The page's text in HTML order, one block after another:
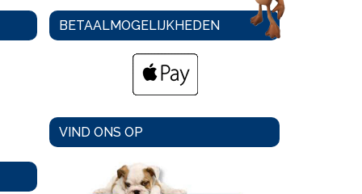
BETAALMOGELIJKHEDEN
VIND ONS OP